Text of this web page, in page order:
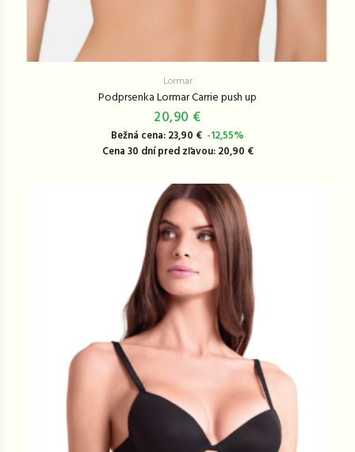
Lormar
Podprsenka Lormar Carrie push up
20,90 €
Bežná cena: 23,90 € -12,55%
Cena 30 dní pred zľavou: 20,90 €